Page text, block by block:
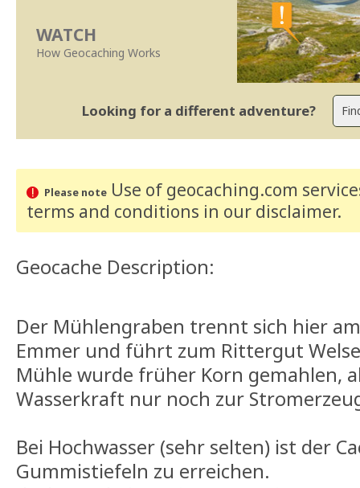
WATCH
How Geocaching Works
Looking for a different adventure?
Please noteUse of geocaching.com
terms and conditions in our disclaimer.
Geocache Description:
Der Mühlengraben trennt sich hier
Emmer und führt zum Rittergut
Mühle wurde früher Korn gemahlen,
Wasserkraft nur noch zur
Bei Hochwasser (sehr selten) ist der
Gummistiefeln zu erreichen.